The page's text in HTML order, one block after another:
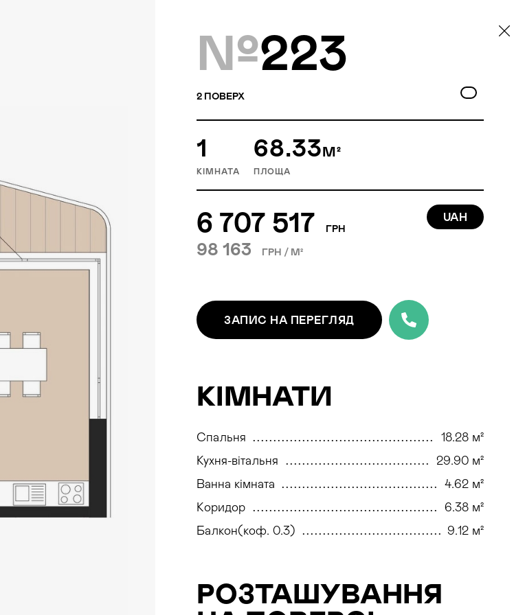
№223
2 ПОВЕРХ
1
КІМНАТА
68.33М²
ПЛОЩА
6 707 517 ГРН
98 163 ГРН / М²
UAH
ЗАПИС НА ПЕРЕГЛЯД
КІМНАТИ
Спальня
18.28 м²
Кухня-вітальня
29.90 м²
Ванна кімната
4.62 м²
Коридор
6.38 м²
Балкон(коф. 0.3)
9.12 м²
РОЗТАШУВАННЯ